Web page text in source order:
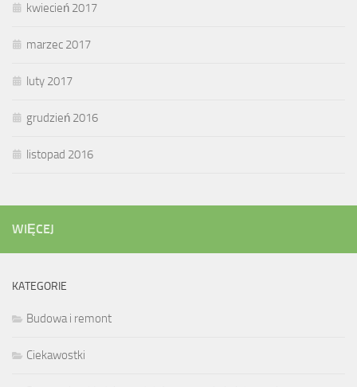
kwiecień 2017
marzec 2017
luty 2017
grudzień 2016
listopad 2016
WIĘCEJ
KATEGORIE
Budowa i remont
Ciekawostki